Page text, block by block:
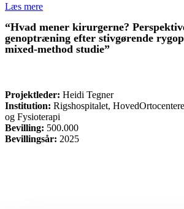
Læs mere
“Hvad mener kirurgerne?
genoptræning efter stivgørende
mixed-method studie”
Projektleder: Heidi Tegner
Institution: Rigshospitalet,
og Fysioterapi
Bevilling: 500.000
Bevillingsår: 2025